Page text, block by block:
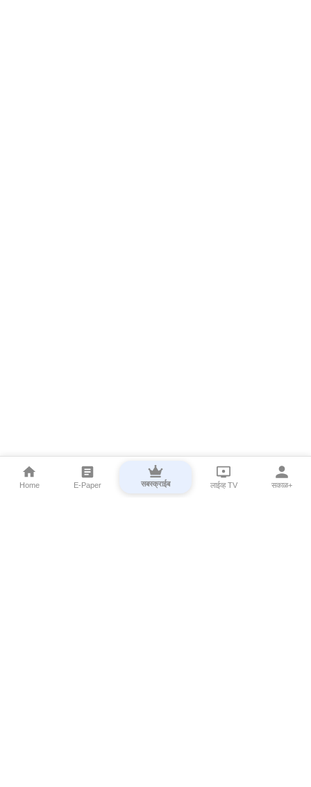
Home E-Paper सबस्क्राईब लाईव्ह TV सकाळ+